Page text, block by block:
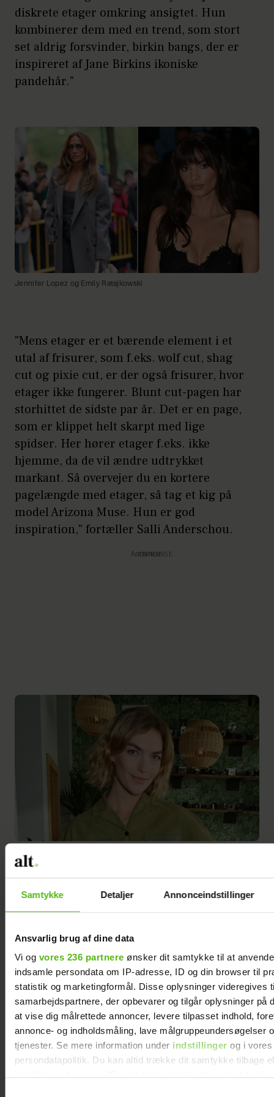
Samtykke Detaljer Annonceindstillinger
Ansvarlig brug af dine data
Vi og vores 236 partnere ønsker dit samtykke til at
indsamle persondata om IP-adresse, ID og din browser til
statistik og marketingformål. Disse oplysninger videregives
samarbejdspartnere, der opbevarer og tilgår oplysninger på
at vise dig målrettede annoncer, levere tilpasset indhold,
annonce- og indholdsmåling, lave målgruppeundersøgelser
tjenester. Se mere information under indstillinger og i vores
persondatapolitik. Du kan altid trække dit samtykke tilbage
diskrete etager omkring ansigtet. Hun
kombinerer dem med en trend, som stort
set aldrig forsvinder, birkin bangs, der er
inspireret af Jane Birkins ikoniske
pandehår."
Jennifer Lopez og Emily Ratajkowski
"Mens etager er et bærende element i et
utal af frisurer, som f.eks. wolf cut, shag
cut og pixie cut, er der også frisurer, hvor
etager ikke fungerer. Blunt cut-pagen har
storhittet de sidste par år. Det er en page,
som er klippet helt skarpt med lige
spidser. Her hører etager f.eks. ikke
hjemme, da de vil ændre udtrykket
markant. Så overvejer du en kortere
pagelængde med etager, så tag et kig på
model Arizona Muse. Hun er god
inspiration," fortæller Salli Anderschou.
Annonce
Frisøren har svært ved at pege på
hårtrend, men der er alligevel et par ting,
du bør være opmærksom på.
"Find en frisør, der kan lære dit hår godt at
kende, og som kan guide dig til, hvordan
du styler dit hår, og hvilke produkter du
med fordel kan vælge. Det kan godt kræve
en smule tålmodighed og vedholdenhed at
lære at style et hår med etager, hvis man